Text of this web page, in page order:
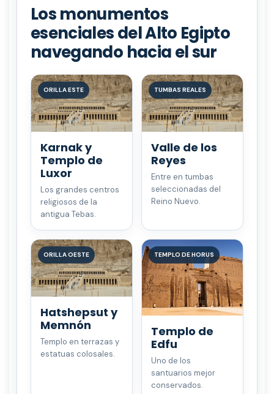
Los monumentos
esenciales del Alto Egipto
navegando hacia el sur
ORILLA ESTE
Karnak y
Templo de
Luxor
Los grandes centros
religiosos de la
antigua Tebas.
TUMBAS REALES
Valle de los
Reyes
Entre en tumbas
seleccionadas del
Reino Nuevo.
ORILLA OESTE
Hatshepsut y
Memnón
Templo en terrazas y
estatuas colosales.
TEMPLO DE HORUS
Templo de
Edfu
Uno de los
santuarios mejor
conservados.